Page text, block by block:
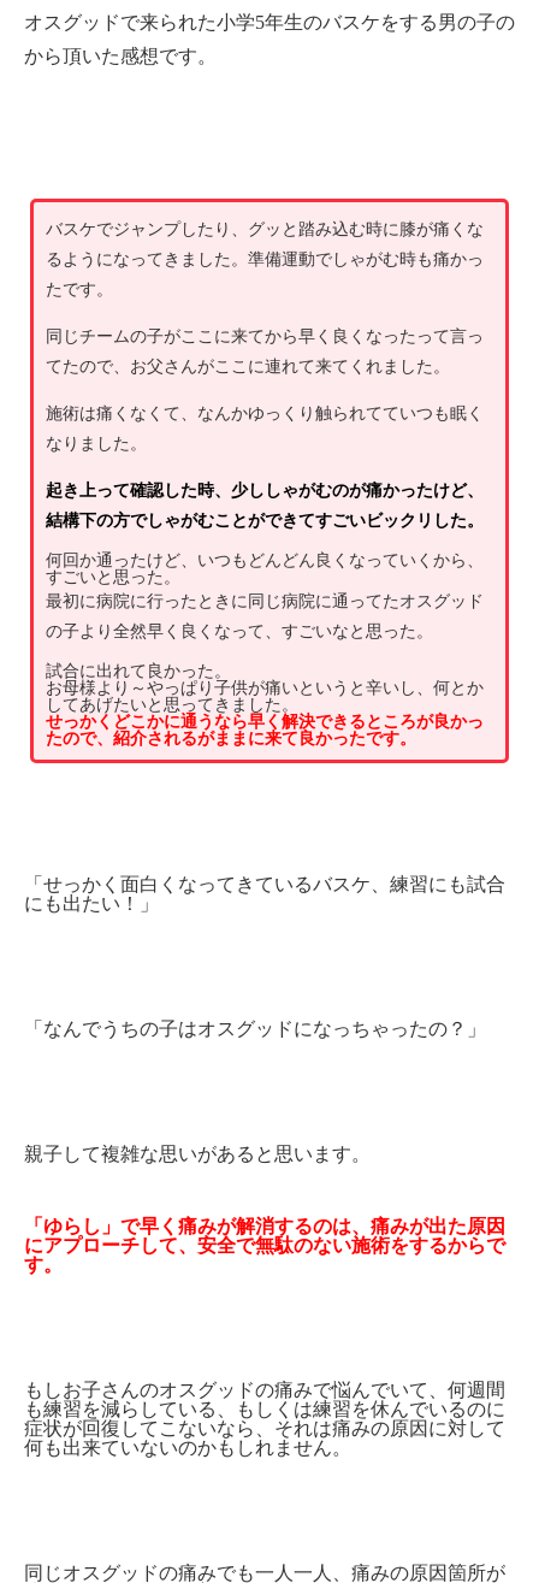
オスグッドで来られた小学5年生のバスケをする男の子の
から頂いた感想です。
バスケでジャンプしたり、グッと踏み込む時に膝が痛くな
るようになってきました。準備運動でしゃがむ時も痛かっ
たです。
同じチームの子がここに来てから早く良くなったって言っ
てたので、お父さんがここに連れて来てくれました。
施術は痛くなくて、なんかゆっくり触られてていつも眠く
なりました。
起き上って確認した時、少ししゃがむのが痛かったけど、
結構下の方でしゃがむことができてすごいビックリした。
何回か通ったけど、いつもどんどん良くなっていくから、
すごいと思った。
最初に病院に行ったときに同じ病院に通ってたオスグッド
の子より全然早く良くなって、すごいなと思った。
試合に出れて良かった。
お母様より～やっぱり子供が痛いというと辛いし、何とか
してあげたいと思ってきました。
せっかくどこかに通うなら早く解決できるところが良かっ
たので、紹介されるがままに来て良かったです。
「せっかく面白くなってきているバスケ、練習にも試合
にも出たい！」
「なんでうちの子はオスグッドになっちゃったの？」
親子して複雑な思いがあると思います。
「ゆらし」で早く痛みが解消するのは、痛みが出た原因
にアプローチして、安全で無駄のない施術をするからで
す。
もしお子さんのオスグッドの痛みで悩んでいて、何週間
も練習を減らしている、もしくは練習を休んでいるのに
症状が回復してこないなら、それは痛みの原因に対して
何も出来ていないのかもしれません。
同じオスグッドの痛みでも一人一人、痛みの原因箇所が